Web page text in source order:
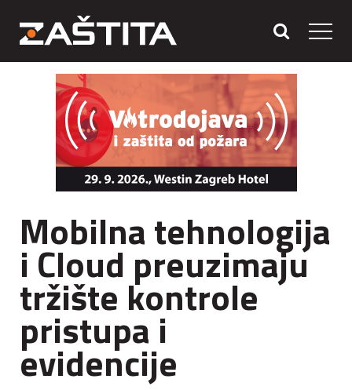
Mobilna tehnologija
i Cloud preuzimaju
tržište kontrole
pristupa i
evidencije